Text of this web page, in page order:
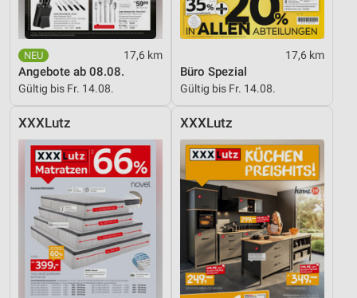
17,6 km
Angebote ab 08.08.
Gültig bis Fr. 14.08.
17,6 km
Büro Spezial
Gültig bis Fr. 14.08.
XXXLutz XXXLutz